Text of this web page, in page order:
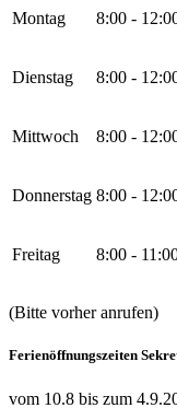
Montag 8:00 -
Dienstag 8:00 -
Mittwoch 8:00 -
Donnerstag 8:00 -
Freitag 8:00 -
(Bitte vorher anrufen)
Ferienöffnungszeiten
vom 10.8 bis zum